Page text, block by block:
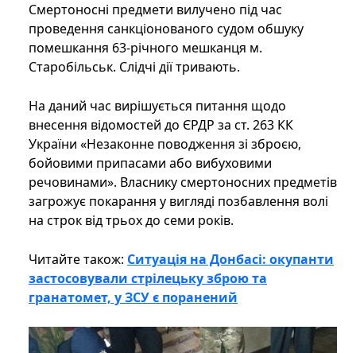
Смертоносні предмети вилучено під час
проведення санкціонованого судом обшуку
помешкання 63-річного мешканця м.
Старобільськ. Слідчі дії тривають.
На даний час вирішується питання щодо
внесення відомостей до ЄРДР за ст. 263 КК
України «Незаконне поводження зі зброєю,
бойовими припасами або вибуховими
речовинами». Власнику смертоносних предметів
загрожує покарання у вигляді позбавлення волі
на строк від трьох до семи років.
Читайте також: Ситуація на Донбасі: окупанти
застосовували стрілецьку зброю та
гранатомет, у ЗСУ є поранений